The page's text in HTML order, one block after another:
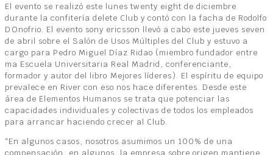
El evento se realizó este lunes twenty eight de diciembre
durante la confitería delete Club y contó con la facha de Rodolfo
DOnofrio. El evento sony ericsson llevó a cabo este jueves seven
de abril sobre el Salón de Usos Múltiples del Club y estuvo a
cargo para Pedro Miguel Díaz Ridao (miembro fundador entre
ma Escuela Universitaria Real Madrid, conferenciante,
formador y autor del libro Mejores líderes). El espíritu de equipo
prevalece en River con eso nos hace diferentes. Desde este
área de Elementos Humanos se trata que potenciar las
capacidades individuales y colectivas de todos los empleados
para arrancar haciendo crecer al Club.
“En algunos casos, nosotros asumimos un 100% de una
compensación, en algunos, la empresa sobre origen mantiene